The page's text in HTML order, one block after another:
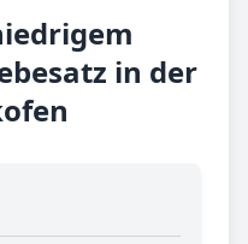
in der